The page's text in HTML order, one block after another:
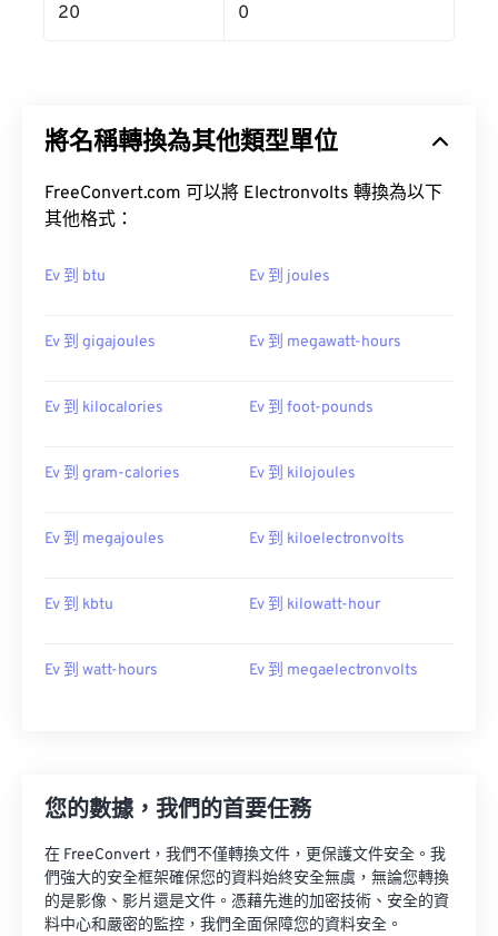
20 0
將名稱轉換為其他類型單位
FreeConvert.com 可以將 Electronvolts 轉換為以下
其他格式：
Ev 到 btu Ev 到 joules
Ev 到 gigajoules Ev 到 megawatt-hours
Ev 到 kilocalories Ev 到 foot-pounds
Ev 到 gram-calories Ev 到 kilojoules
Ev 到 megajoules Ev 到 kiloelectronvolts
Ev 到 kbtu Ev 到 kilowatt-hour
Ev 到 watt-hours Ev 到 megaelectronvolts
您的數據，我們的首要任務
在 FreeConvert，我們不僅轉換文件，更保護文件安全。我
們強大的安全框架確保您的資料始終安全無虞，無論您轉換
的是影像、影片還是文件。憑藉先進的加密技術、安全的資
料中心和嚴密的監控，我們全面保障您的資料安全。